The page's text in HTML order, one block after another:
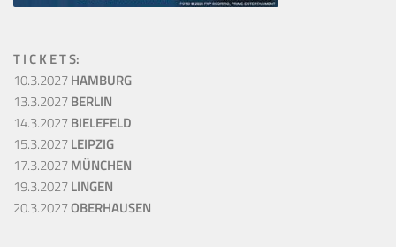
T I C K E T S:
10.3.2027HAMBURG
13.3.2027BERLIN
14.3.2027BIELEFELD
15.3.2027LEIPZIG
17.3.2027MÜNCHEN
19.3.2027LINGEN
20.3.2027OBERHAUSEN